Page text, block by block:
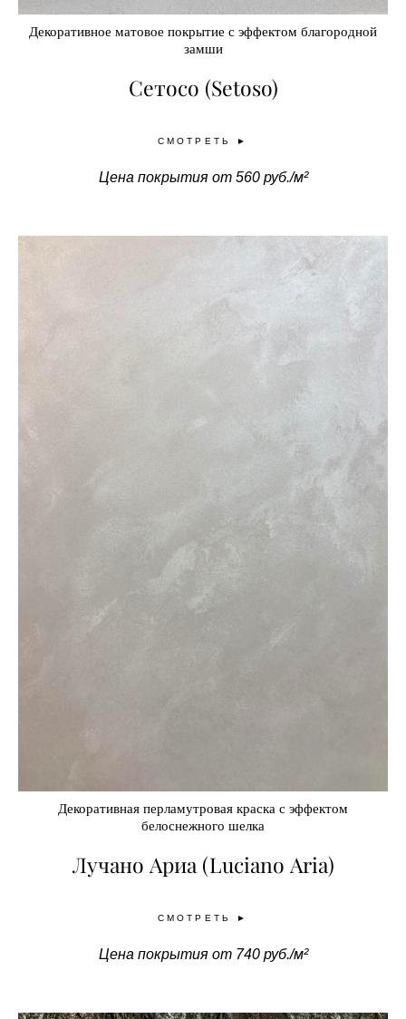
Декоративное матовое покрытие с эффектом благородной
замши
Сетосо (Setoso)
СМОТРЕТЬ ►
Цена покрытия от 560 руб./м²
Декоративная перламутровая краска с эффектом
белоснежного шелка
Лучано Ариа (Luciano Aria)
СМОТРЕТЬ ►
Цена покрытия от 740 руб./м²